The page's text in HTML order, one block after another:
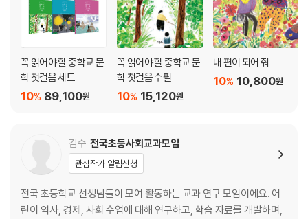
꼭 읽어야 할 중학교 문
학 첫걸음 세트
89,100원
10%
꼭 읽어야 할 중학교 문
학 첫걸음 수필
15,120원
10%
내 편이 되어 줘
10,800원
10%
감수 전국초등사회교과모임
관심작가 알림신청
전국 초등학교 선생님들이 모여 활동하는 교과 연구 모임이에요. 어
린이 역사, 경제, 사회 수업에 대해 연구하고, 학습 자료를 개발하며,